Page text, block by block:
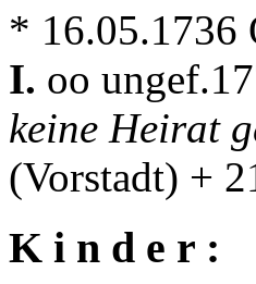
* 16.05.1736
I. oo
keine Heirat
(Vorstadt) +
K i n d e r :